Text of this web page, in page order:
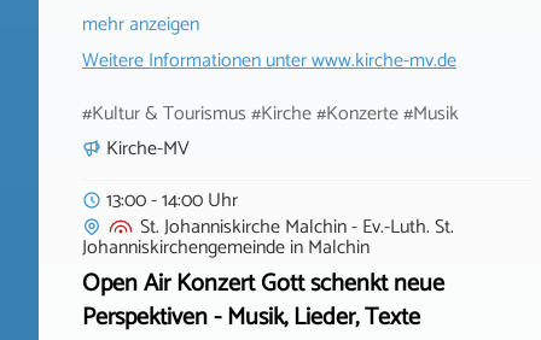
mehr anzeigen
Weitere Informationen unterwww.kirche-mv.de
#Kultur & Tourismus #Kirche #Konzerte #Musik
Kirche-MV
13:00 - 14:00 Uhr
St. Johanniskirche Malchin - Ev.-Luth. St.
JohanniskirchengemeindeinMalchin
Open Air Konzert Gott schenkt neue
Perspektiven - Musik, Lieder, Texte